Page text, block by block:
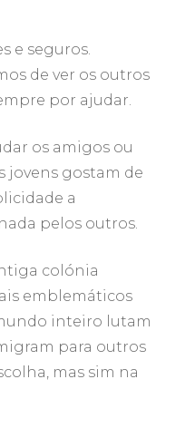
e seguros.
de ver os outros
por ajudar.
os amigos ou
jovens gostam de
a
pelos outros.
colónia
emblemáticos
inteiro lutam
para outros
mas sim na